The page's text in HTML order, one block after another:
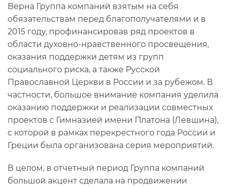
Верна Группа компаний взятым на себя
обязательствам перед благополучателями и в
2015 году, профинансировав ряд проектов в
области духовно-нравственного просвещения,
оказания поддержки детям из групп
социального риска, а также Русской
Православной Церкви в России и за рубежом. В
частности, большое внимание компания уделила
оказанию поддержки и реализации совместных
проектов с Гимназией имени Платона (Левшина),
с которой в рамках перекрестного года России и
Греции была организована серия мероприятий.
В целом, в отчетный период Группа компаний
большой акцент сделала на продвижении